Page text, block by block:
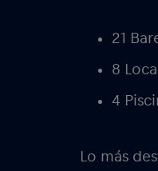
21
8
4
Lo más